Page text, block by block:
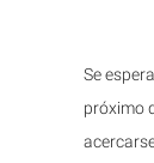
Se
próximo